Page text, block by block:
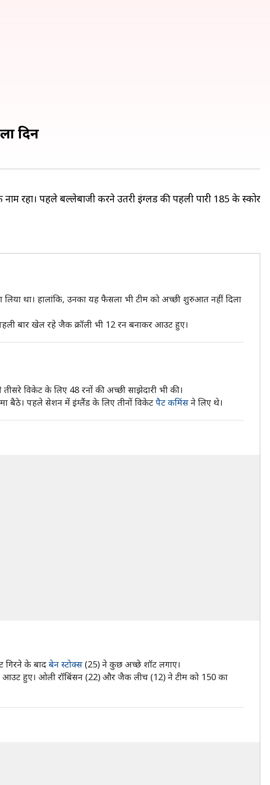
दिन
रहा। पहले बल्लेबाजी करने उतरी इंग्लैंड की पहली पारी 185 के स्कोर
था। हालांकि, उनका यह फैसला भी टीम को अच्छी शुरुआत नहीं दिला
बार खेल रहे जैक क्रॉली भी 12 रन बनाकर आउट हुए।
विकेट के लिए 48 रनों की अच्छी साझेदारी भी की।
बैठे। पहले सेशन में इंग्लैंड के लिए तीनों विकेट पैट कमिंसने लिए थे।
गिरने के बाद बेन स्टोक्स(25) ने कुछ अच्छे शॉट लगाए।
आउट हुए। ओली रॉबिंसन (22) और जैक लीच (12) ने टीम को 150 का